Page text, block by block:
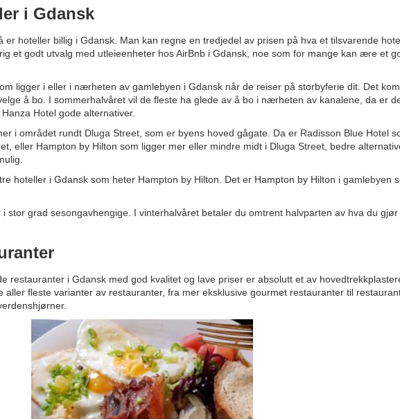
i Gdansk
er hoteller billig i Gdansk. Man kan regne en tredjedel av prisen på hva et tilsvarende
et godt utvalg med utleieenheter hos AirBnb i Gdansk, noe som for mange kan ære et
ligger i eller i nærheten av gamlebyen i Gdansk når de reiser på storbyferie dit. Det
å bo. I sommerhalvåret vil de fleste ha glede av å bo i nærheten av kanalene, da er
Hotel gode alternativer.
i området rundt Dluga Street, som er byens hoved gågate. Da er Radisson Blue Hotel
eller Hampton by Hilton som ligger mer eller mindre midt i Dluga Street, bedre
hoteller i Gdansk som heter Hampton by Hilton. Det er Hampton by Hilton i gamlebyen
stor grad sesongavhengige. I vinterhalvåret betaler du omtrent halvparten av hva du gjør
restauranter i Gdansk med god kvalitet og lave priser er absolutt et av
aller fleste varianter av restauranter, fra mer eksklusive gourmet restauranter til